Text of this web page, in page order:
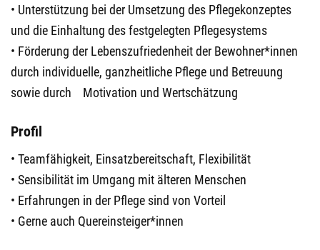
• Unterstützung bei der Umsetzung des Pflegekonzeptes
und die Einhaltung des festgelegten Pflegesystems
• Förderung der Lebenszufriedenheit der Bewohner*innen
durch individuelle, ganzheitliche Pflege und Betreuung
sowie durch Motivation und Wertschätzung
Profil
• Teamfähigkeit, Einsatzbereitschaft, Flexibilität
• Sensibilität im Umgang mit älteren Menschen
• Erfahrungen in der Pflege sind von Vorteil
• Gerne auch Quereinsteiger*innen